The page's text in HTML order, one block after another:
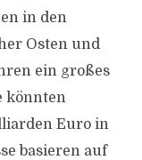
in den
Osten und
ein großes
könnten
Euro in
basieren auf